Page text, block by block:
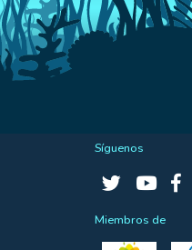
Síguenos
Miembros de